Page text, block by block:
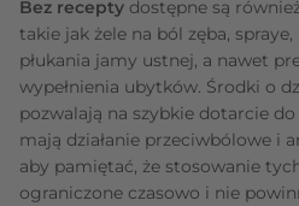
Bez recepty dostępne są
takie jak żele na ból zęba,
płukania jamy ustnej, a nawet
wypełnienia ubytków. Środki o
pozwalają na szybkie dotarcie do
mają działanie przeciwbólowe i
aby pamiętać, że stosowanie
ograniczone czasowo i nie